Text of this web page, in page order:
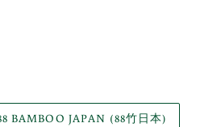
BAMBOO JAPAN (88竹日本)